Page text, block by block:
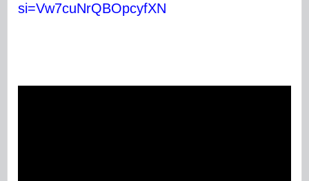
si=Vw7cuNrQBOpcyfXN